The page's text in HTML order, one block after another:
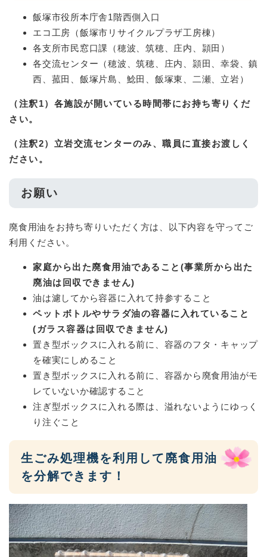
飯塚市役所本庁舎1階西側入口
エコ工房（飯塚市リサイクルプラザ工房棟）
各支所市民窓口課（穂波、筑穂、庄内、頴田）
各交流センター（穂波、筑穂、庄内、頴田、幸袋、鎮
西、菰田、飯塚片島、鯰田、飯塚東、二瀬、立岩）
（注釈1）各施設が開いている時間帯にお持ち寄りくだ
さい。
（注釈2）立岩交流センターのみ、職員に直接お渡しく
ださい。
お願い
廃食用油をお持ち寄りいただく方は、以下内容を守ってご
利用ください。
家庭から出た廃食用油であること(事業所から出た
廃油は回収できません)
油は濾してから容器に入れて持参すること
ペットボトルやサラダ油の容器に入れていること
(ガラス容器は回収できません)
置き型ボックスに入れる前に、容器のフタ・キャップ
を確実にしめること
置き型ボックスに入れる前に、容器から廃食用油がモ
レていないか確認すること
注ぎ型ボックスに入れる際は、溢れないようにゆっく
り注ぐこと
生ごみ処理機を利用して廃食用油
を分解できます！